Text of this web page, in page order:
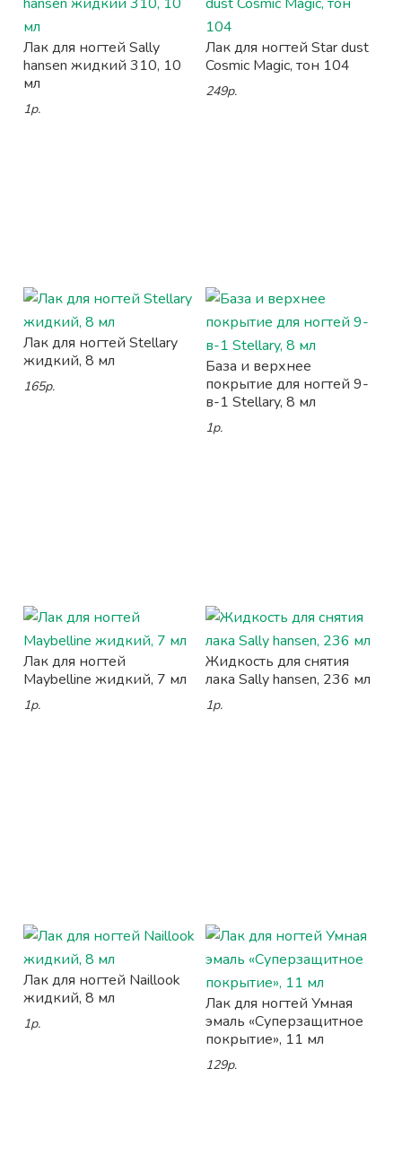
Лак для ногтей Sally
hansen жидкий 310, 10
мл
1р.
Лак для ногтей Star dust
Cosmic Magic, тон 104
249р.
Лак для ногтей Stellary
жидкий, 8 мл
165р.
База и верхнее
покрытие для ногтей 9-
в-1 Stellary, 8 мл
1р.
Лак для ногтей
Maybelline жидкий, 7 мл
1р.
Жидкость для снятия
лака Sally hansen, 236 мл
1р.
Лак для ногтей Naillook
жидкий, 8 мл
1р.
Лак для ногтей Умная
эмаль «Суперзащитное
покрытие», 11 мл
129р.